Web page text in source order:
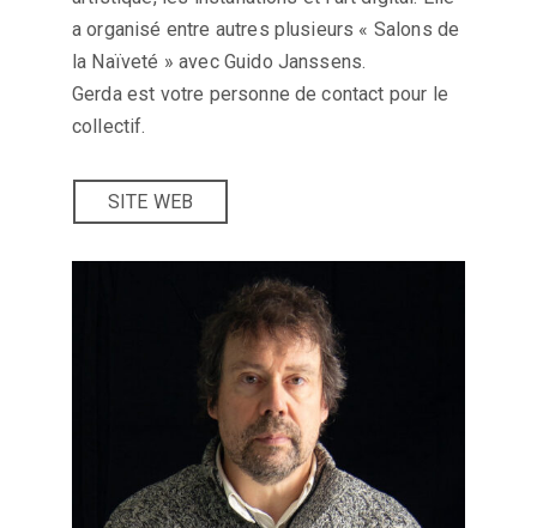
a organisé entre autres plusieurs « Salons de
la Naïveté » avec Guido Janssens.
Gerda est votre personne de contact pour le
collectif.
SITE WEB